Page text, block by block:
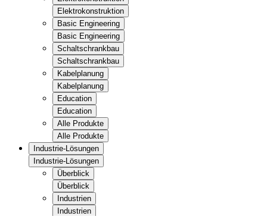
Elektrokonstruktion
Basic Engineering
Basic Engineering
Schaltschrankbau
Schaltschrankbau
Kabelplanung
Kabelplanung
Education
Education
Alle Produkte
Alle Produkte
Industrie-Lösungen
Industrie-Lösungen
Überblick
Überblick
Industrien
Industrien